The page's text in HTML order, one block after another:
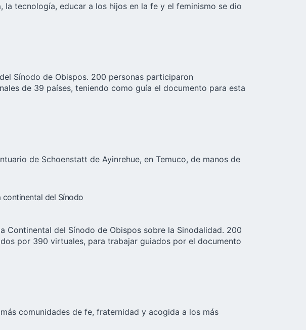
tecnología, educar a los hijos en la fe y el feminismo se dio
Sínodo de Obispos. 200 personas participaron
de 39 países, teniendo como guía el documento para esta
de Schoenstatt de Ayinrehue, en Temuco, de manos de
continental del Sínodo
Continental del Sínodo de Obispos sobre la Sinodalidad. 200
por 390 virtuales, para trabajar guiados por el documento
comunidades de fe, fraternidad y acogida a los más